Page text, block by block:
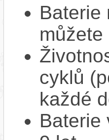
Baterie
cyklů
každé
Baterie